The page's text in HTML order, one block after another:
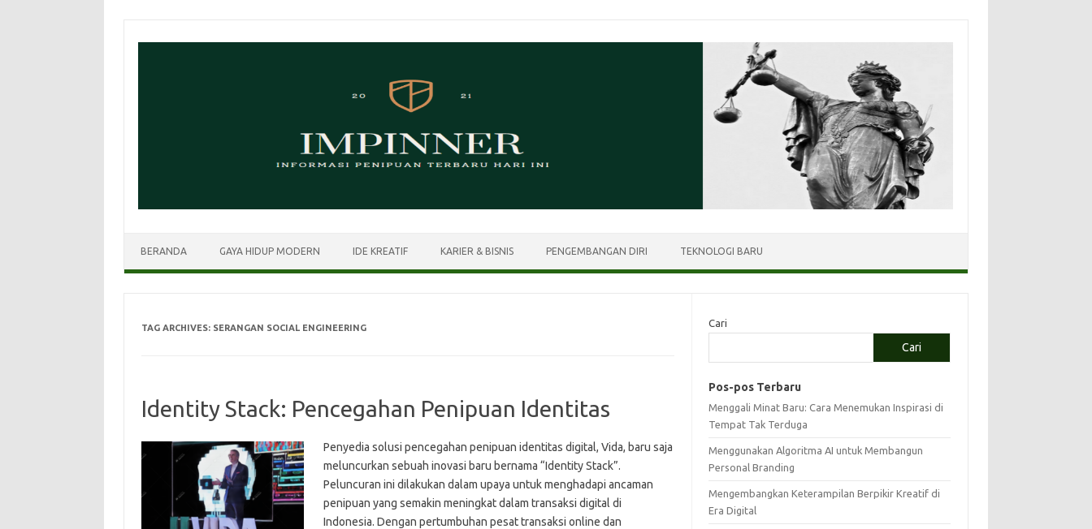
BERANDA GAYA HIDUP MODERN IDE KREATIF KARIER & BISNIS PENGEMBANGAN DIRI TEKNOLOGI BARU
TAG ARCHIVES: SERANGAN SOCIAL ENGINEERING
Identity Stack: Pencegahan Penipuan Identitas
Penyedia solusi pencegahan penipuan identitas digital, Vida, baru saja
meluncurkan sebuah inovasi baru bernama “Identity Stack”.
Peluncuran ini dilakukan dalam upaya untuk menghadapi ancaman
penipuan yang semakin meningkat dalam transaksi digital di
Indonesia. Dengan pertumbuhan pesat transaksi online dan
Cari
Cari
Pos-pos Terbaru
Menggali Minat Baru: Cara Menemukan Inspirasi di
Tempat Tak Terduga
Menggunakan Algoritma AI untuk Membangun
Personal Branding
Mengembangkan Keterampilan Berpikir Kreatif di
Era Digital